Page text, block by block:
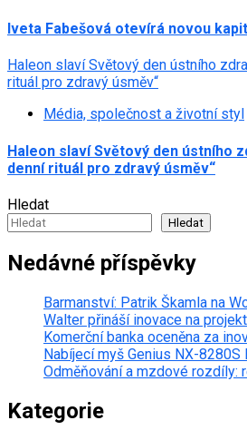
Iveta Fabešová otevírá novou
Haleon slaví Světový den ústního
rituál pro zdravý úsměv“
Média, společnost a životní styl
Haleon slaví Světový den ústního
denní rituál pro zdravý úsměv“
Hledat
Hledat
Nedávné příspěvky
Barmanství: Patrik Škamla na
Walter přináší inovace na
Komerční banka oceněna za
Nabíjecí myš Genius NX-8280S
Odměňování a mzdové rozdíly:
Kategorie